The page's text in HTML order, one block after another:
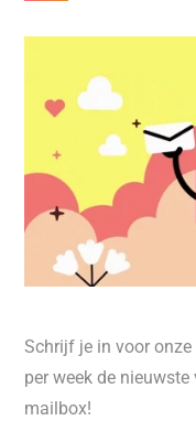
Schrijf je in voor
per week de
mailbox!